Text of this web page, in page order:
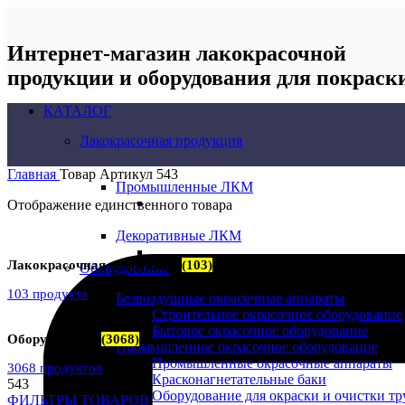
Интернет-магазин лакокрасочной
продукции и оборудования для
КАТАЛОГ
Лакокрасочная продукция
Промышленные ЛКМ
Декоративные ЛКМ
Оборудование
Безвоздушные окрасочные аппараты
Строительное окрасочное оборудование
Бытовое окрасочное оборудование
Промышленное окрасочное оборудование
Промышленные окрасочные аппараты
Красконагнетательные баки
Оборудование для окраски и очистки
Главная Товар Артикул 543
Отображение единственного товара
Лакокрасочная продукция (103)
103 продукта
Оборудование (3068)
3068 продуктов
543
ФИЛЬТРЫ ТОВАРОВ